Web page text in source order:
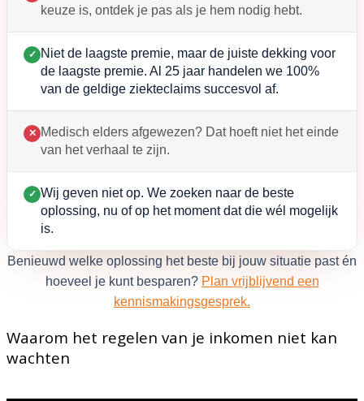
keuze is, ontdek je pas als je hem nodig hebt.
✓
Niet de laagste premie, maar de juiste dekking voor
de laagste premie. Al 25 jaar handelen we 100%
van de geldige ziekteclaims succesvol af.
✕
Medisch elders afgewezen? Dat hoeft niet het einde
van het verhaal te zijn.
✓ Wij geven niet op. We zoeken naar de beste
oplossing, nu of op het moment dat die wél mogelijk
is.
Benieuwd welke oplossing het beste bij jouw situatie past én
hoeveel je kunt besparen? Plan vrijblijvend een
kennismakingsgesprek.
Waarom het regelen van je inkomen niet kan
wachten